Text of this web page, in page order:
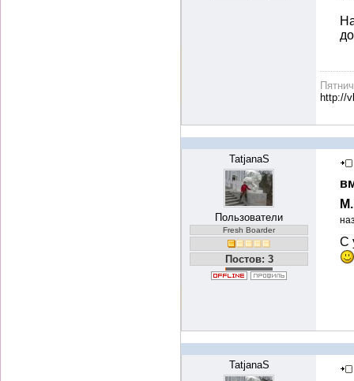
http://
TatjanaS
Пользователи
Fresh Boarder
Постов: 3
С
TatjanaS